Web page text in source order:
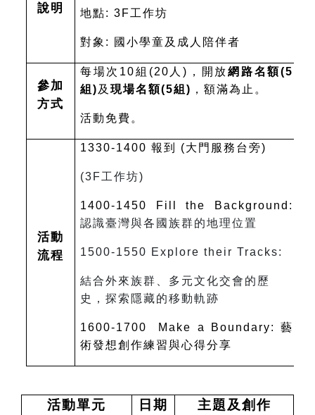
說明
地點: 3F工作坊
對象: 國小學童及成人陪伴者
參加
方式
每場次10組(20人)，開放網路名額(5
組) 及 現場名額(5組) ，額滿為止。
活動免費。
活動
流程
1330-1400 報到 (大門服務台旁)
(3F工作坊)
1400-1450 Fill the Background:
認識臺灣與各國族群的地理位置
1500-1550 Explore their Tracks:
結合外來族群、多元文化交會的歷
史，探索隱藏的移動軌跡
1600-1700 Make a Boundary: 藝
術發想創作練習與心得分享
活動單元 日期 主題及創作